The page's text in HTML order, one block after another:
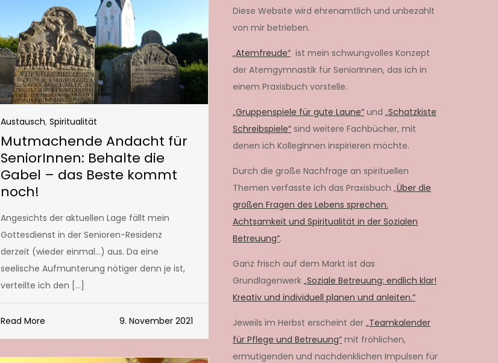
Austausch, Spiritualität
Mutmachende Andacht für
SeniorInnen: Behalte die
Gabel – das Beste kommt
noch!
Angesichts der aktuellen Lage fällt mein
Gottesdienst in der Senioren-Residenz
derzeit (wieder einmal…) aus. Da eine
seelische Aufmunterung nötiger denn je ist,
verteilte ich den […]
Read More 9. November 2021
Diese Website wird ehrenamtlich und unbezahlt
von mir betrieben.
„Atemfreude“ ist mein schwungvolles Konzept
der Atemgymnastik für SeniorInnen, das ich in
einem Praxisbuch vorstelle.
„Gruppenspiele für gute Laune“ und „Schatzkiste
Schreibspiele“ sind weitere Fachbücher, mit
denen ich KollegInnen inspirieren möchte.
Durch die große Nachfrage an spirituellen
Themen verfasste ich das Praxisbuch „Über die
großen Fragen des Lebens sprechen.
Achtsamkeit und Spiritualität in der Sozialen
Betreuung“.
Ganz frisch auf dem Markt ist das
Grundlagenwerk „Soziale Betreuung: endlich klar!
Kreativ und individuell planen und anleiten.“
Jeweils im Herbst erscheint der „Teamkalender
für Pflege und Betreuung“ mit fröhlichen,
ermutigenden und nachdenklichen Impulsen für